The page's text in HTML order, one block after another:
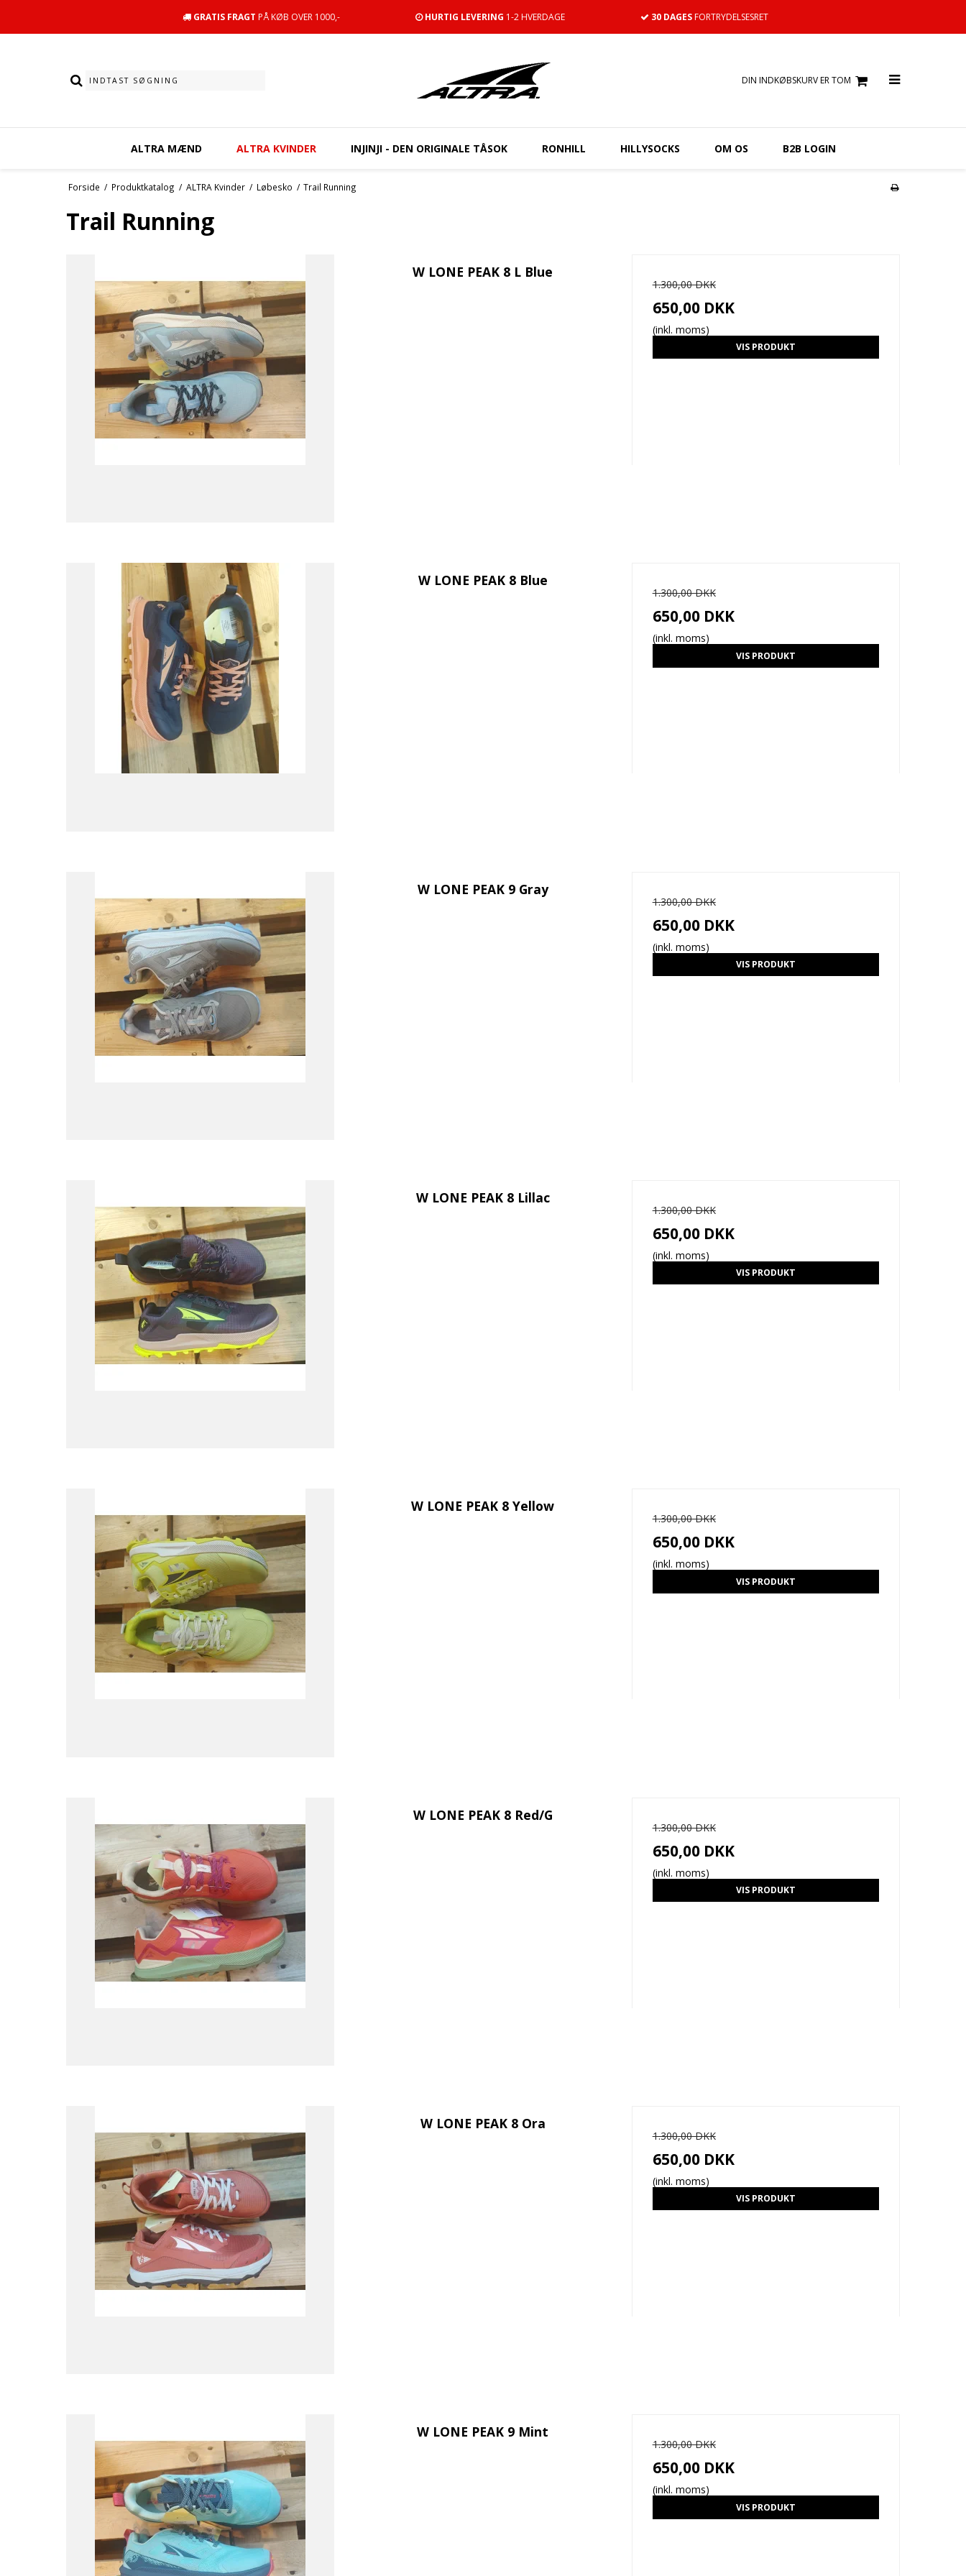
GRATIS FRAGT PÅ KØB OVER 1000,- HURTIG LEVERING 1-2 HVERDAGE 30 DAGESFORTRYDELSESRET
DIN INDKØBSKURV ER TOM
ALTRA MÆND ALTRA KVINDER INJINJI - DEN ORIGINALE TÅSOK RONHILL HILLYSOCKS OM OS B2B LOGIN
Forside / Produktkatalog / ALTRA Kvinder / Løbesko / Trail Running
Trail Running
W LONE PEAK 8 L Blue
1.300,00 DKK
650,00 DKK
(inkl. moms)
VIS PRODUKT
W LONE PEAK 8 Blue
1.300,00 DKK
650,00 DKK
(inkl. moms)
VIS PRODUKT
W LONE PEAK 9 Gray
1.300,00 DKK
650,00 DKK
(inkl. moms)
VIS PRODUKT
W LONE PEAK 8 Lillac
1.300,00 DKK
650,00 DKK
(inkl. moms)
VIS PRODUKT
W LONE PEAK 8 Yellow
1.300,00 DKK
650,00 DKK
(inkl. moms)
VIS PRODUKT
W LONE PEAK 8 Red/G
1.300,00 DKK
650,00 DKK
(inkl. moms)
VIS PRODUKT
W LONE PEAK 8 Ora
1.300,00 DKK
650,00 DKK
(inkl. moms)
VIS PRODUKT
W LONE PEAK 9 Mint
1.300,00 DKK
650,00 DKK
(inkl. moms)
VIS PRODUKT